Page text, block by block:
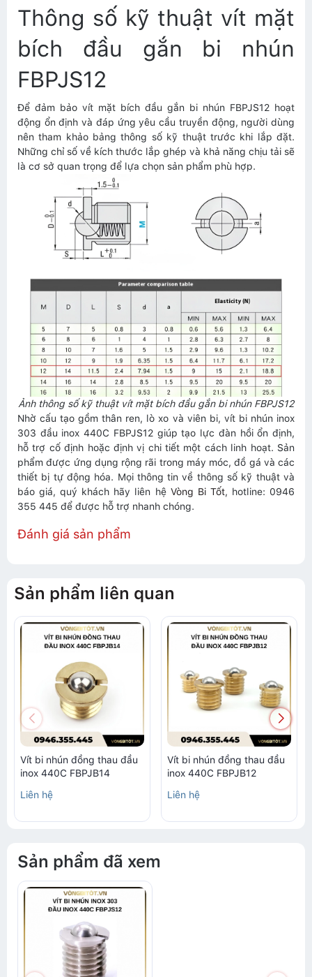
Thông số kỹ thuật vít mặt
bích đầu gắn bi nhún
FBPJS12
Để đảm bảo vít mặt bích đầu gắn bi nhún FBPJS12 hoạt
động ổn định và đáp ứng yêu cầu truyền động, người dùng
nên tham khảo bảng thông số kỹ thuật trước khi lắp đặt.
Những chỉ số về kích thước lắp ghép và khả năng chịu tải sẽ
là cơ sở quan trọng để lựa chọn sản phẩm phù hợp.
Ảnh thông số kỹ thuật vít mặt bích đầu gắn bi nhún FBPJS12
Nhờ cấu tạo gồm thân ren, lò xo và viên bi, vít bi nhún inox
303 đầu inox 440C FBPJS12 giúp tạo lực đàn hồi ổn định,
hỗ trợ cố định hoặc định vị chi tiết một cách linh hoạt. Sản
phẩm được ứng dụng rộng rãi trong máy móc, đồ gá và các
thiết bị tự động hóa. Mọi thông tin về thông số kỹ thuật và
báo giá, quý khách hãy liên hệ Vòng Bi Tốt, hotline: 0946
355 445 để được hỗ trợ nhanh chóng.
Đánh giá sản phẩm
Sản phẩm liên quan
Vít bi nhún đồng thau đầu
inox 440C FBPJB14
Liên hệ
Vít bi nhún đồng thau đầu
inox 440C FBPJB12
Liên hệ
Sản phẩm đã xem